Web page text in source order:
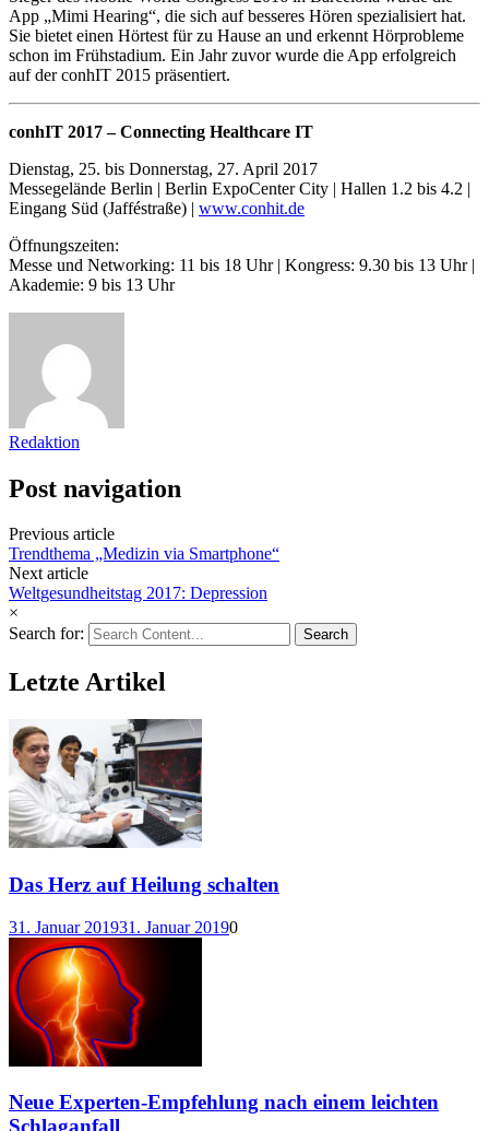
App „Mimi Hearing“, die sich auf besseres Hören spezialisiert hat.
Sie bietet einen Hörtest für zu Hause an und erkennt Hörprobleme
schon im Frühstadium. Ein Jahr zuvor wurde die App erfolgreich
auf der conhIT 2015 präsentiert.
conhIT 2017 – Connecting Healthcare IT
Dienstag, 25. bis Donnerstag, 27. April 2017
Messegelände Berlin | Berlin ExpoCenter City | Hallen 1.2 bis 4.2 |
Eingang Süd (Jafféstraße) | www.conhit.de
Öffnungszeiten:
Messe und Networking: 11 bis 18 Uhr | Kongress: 9.30 bis 13 Uhr |
Akademie: 9 bis 13 Uhr
Redaktion
Post navigation
Previous article
Trendthema „Medizin via Smartphone“
Next article
Weltgesundheitstag 2017: Depression
×
Search for:
Letzte Artikel
Das Herz auf Heilung schalten
31. Januar 201931. Januar 20190
Neue Experten-Empfehlung nach einem leichten